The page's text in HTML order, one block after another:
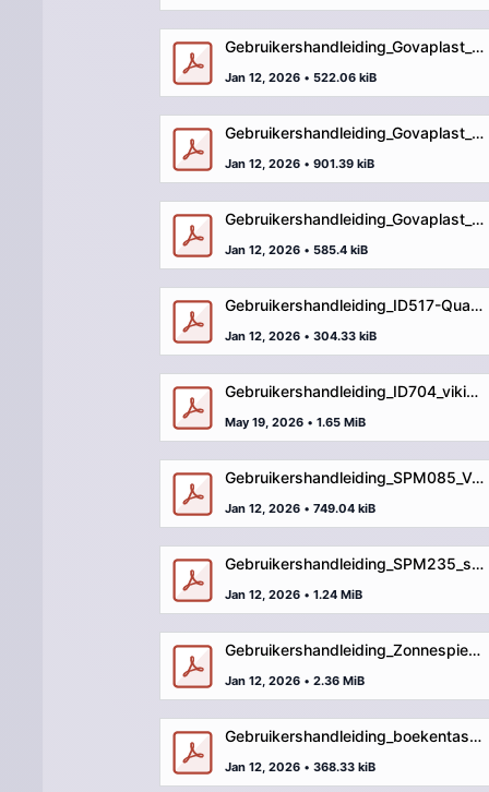
Gebruikershandleiding_Govaplast_Play_GP76_zitvlak_in_beton.pdf
Jan 12, 2026 • 522.06 kiB
Gebruikershandleiding_Govaplast_Play_GP78_winkeltje.pdf
Jan 12, 2026 • 901.39 kiB
Gebruikershandleiding_Govaplast_Play_GP82_podium_multicolour.pdf
Jan 12, 2026 • 585.4 kiB
Gebruikershandleiding_ID517-Quadro.pdf
Jan 12, 2026 • 304.33 kiB
Gebruikershandleiding_ID704_vikinghut.pdf
May 19, 2026 • 1.65 MiB
Gebruikershandleiding_SPM085_Verplaatsbare_Tribune.pdf
Jan 12, 2026 • 749.04 kiB
Gebruikershandleiding_SPM235_spaceshuttle.pdf
Jan 12, 2026 • 1.24 MiB
Gebruikershandleiding_Zonnespiegel.pdf
Jan 12, 2026 • 2.36 MiB
Gebruikershandleiding_boekentasbank.pdf
Jan 12, 2026 • 368.33 kiB